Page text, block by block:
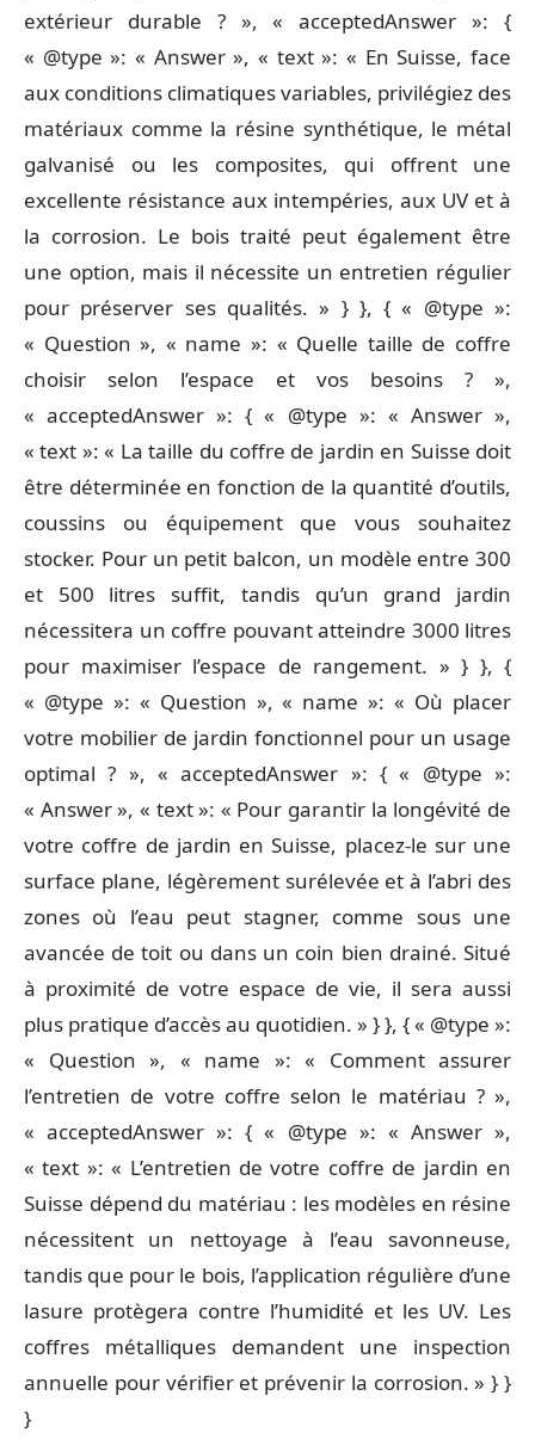
extérieur durable ? », « acceptedAnswer »: {
« @type »: « Answer », « text »: « En Suisse, face
aux conditions climatiques variables, privilégiez des
matériaux comme la résine synthétique, le métal
galvanisé ou les composites, qui offrent une
excellente résistance aux intempéries, aux UV et à
la corrosion. Le bois traité peut également être
une option, mais il nécessite un entretien régulier
pour préserver ses qualités. » } }, { « @type »:
« Question », « name »: « Quelle taille de coffre
choisir selon l’espace et vos besoins ? »,
« acceptedAnswer »: { « @type »: « Answer »,
« text »: « La taille du coffre de jardin en Suisse doit
être déterminée en fonction de la quantité d’outils,
coussins ou équipement que vous souhaitez
stocker. Pour un petit balcon, un modèle entre 300
et 500 litres suffit, tandis qu’un grand jardin
nécessitera un coffre pouvant atteindre 3000 litres
pour maximiser l’espace de rangement. » } }, {
« @type »: « Question », « name »: « Où placer
votre mobilier de jardin fonctionnel pour un usage
optimal ? », « acceptedAnswer »: { « @type »:
« Answer », « text »: « Pour garantir la longévité de
votre coffre de jardin en Suisse, placez-le sur une
surface plane, légèrement surélevée et à l’abri des
zones où l’eau peut stagner, comme sous une
avancée de toit ou dans un coin bien drainé. Situé
à proximité de votre espace de vie, il sera aussi
plus pratique d’accès au quotidien. » } }, { « @type »:
« Question », « name »: « Comment assurer
l’entretien de votre coffre selon le matériau ? »,
« acceptedAnswer »: { « @type »: « Answer »,
« text »: « L’entretien de votre coffre de jardin en
Suisse dépend du matériau : les modèles en résine
nécessitent un nettoyage à l’eau savonneuse,
tandis que pour le bois, l’application régulière d’une
lasure protègera contre l’humidité et les UV. Les
coffres métalliques demandent une inspection
annuelle pour vérifier et prévenir la corrosion. » } }
}